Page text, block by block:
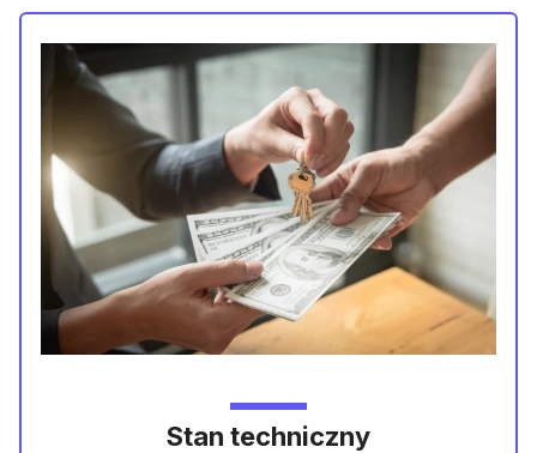
Stan techniczny